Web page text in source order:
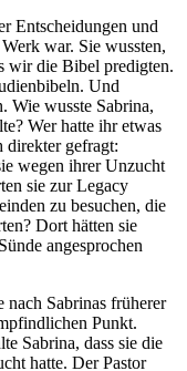
Entscheidungen und
war. Sie wussten,
wir die Bibel predigten.
Und
Wie wusste Sabrina,
Wer hatte ihr etwas
direkter gefragt:
wegen ihrer Unzucht
sie zur Legacy
zu besuchen, die
Dort hätten sie
angesprochen
nach Sabrinas früherer
Punkt.
Sabrina, dass sie die
hatte. Der Pastor